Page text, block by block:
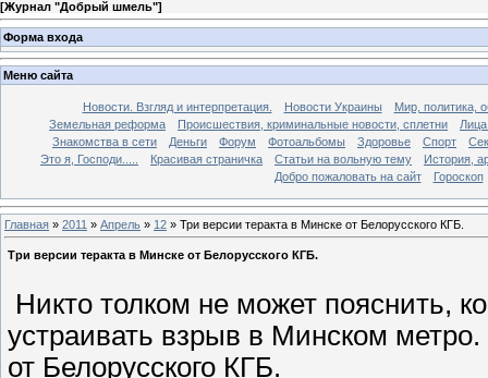
[Журнал "Добрый шмель"]
Форма входа
Меню сайта
Новости. Взгляд и интерпретация. Новости Украины
Мир, политика,
Земельная реформа
Происшествия, криминальные новости, сплетни
Лица
Знакомства в сети
Деньги Форум Фотоальбомы Здоровье Спорт
Это я, Господи.....
Красивая страничка Статьи на вольную тему
История,
Добро пожаловать на сайт
Гороскоп
Главная » 2011 » Апрель » 12 » Три версии теракта в Минске от Белорусского КГБ.
Три версии теракта в Минске от Белорусского КГБ.
Никто толком не может пояснить,
устраивать взрыв в Минском
от Белорусского КГБ.